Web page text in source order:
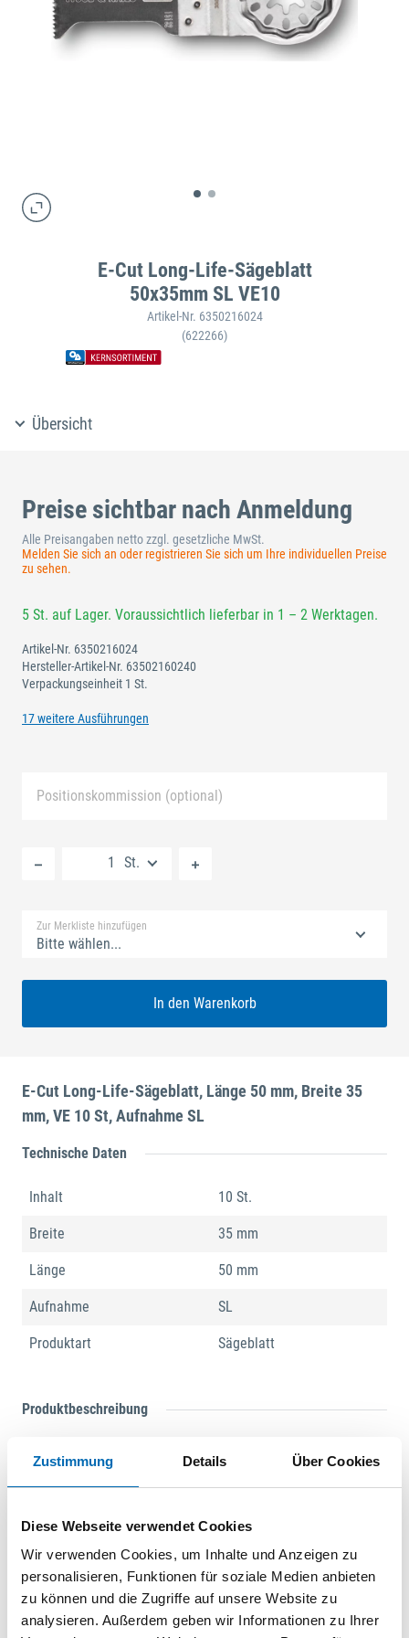
Zustimmung Details Über Cookies
Diese Webseite verwendet Cookies
Wir verwenden Cookies, um Inhalte und Anzeigen zu
personalisieren, Funktionen für soziale Medien anbieten
zu können und die Zugriffe auf unsere Website zu
analysieren. Außerdem geben wir Informationen zu Ihrer
E-Cut Long-Life-Sägeblatt
50x35mm SL VE10
Artikel-Nr. 6350216024
(622266)
Übersicht
Preise sichtbar nach Anmeldung
Alle Preisangaben netto zzgl. gesetzliche MwSt.
Melden Sie sich an oder registrieren Sie sich um Ihre individuellen Preise
zu sehen.
5 St. auf Lager. Voraussichtlich lieferbar in 1 – 2 Werktagen.
Artikel-Nr. 6350216024
Hersteller-Artikel-Nr. 63502160240
Verpackungseinheit 1 St.
17 weitere Ausführungen
Positionskommission (optional)
St.
Zur Merkliste hinzufügen
Bitte wählen...
In den Warenkorb
E-Cut Long-Life-Sägeblatt, Länge 50 mm, Breite 35
mm, VE 10 St, Aufnahme SL
Technische Daten
Inhalt 10 St.
Breite 35 mm
Länge 50 mm
Aufnahme SL
Produktart Sägeblatt
Produktbeschreibung
Gipskarton- und Kunststoffmaterialien. Hervorragende
Standzeit, hohe Schnittqualität und guter Arbeitsfortschritt.
Nägel (bis ca. Ø 4 mm), Mauerwerk etc. Mittlere Breite,
taillierte Form für optimale Schnittgeschwindigkeit und gute
Spanabfuhr.